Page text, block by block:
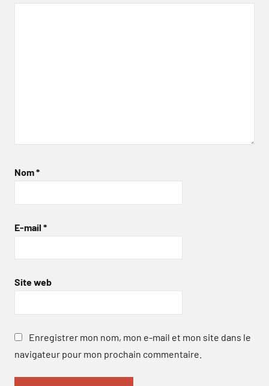
Nom*
E-mail *
Site web
Enregistrer mon nom, mon e-mail et mon site dans le
navigateur pour mon prochain commentaire.